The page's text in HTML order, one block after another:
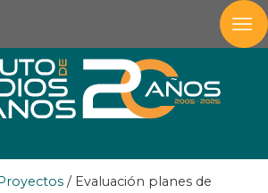
/ Evaluación planes de